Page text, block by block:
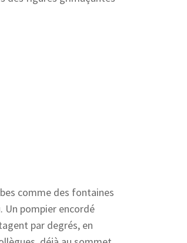
comme des fontaines
Un pompier encordé
par degrés, en